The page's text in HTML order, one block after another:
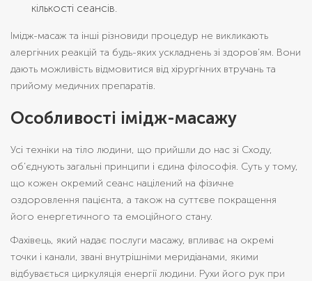
кількості сеансів.
Імідж-масаж та інші різновиди процедур не викликають
алергічних реакцій та будь-яких ускладнень зі здоров’ям. Вони
дають можливість відмовитися від хірургічних втручань та
прийому медичних препаратів.
Особливості імідж-масажу
Усі техніки на тіло людини, що прийшли до нас зі Сходу,
об’єднують загальні принципи і єдина філософія. Суть у тому,
що кожен окремий сеанс націлений на фізичне
оздоровлення пацієнта, а також на суттєве покращення
його енергетичного та емоційного стану.
Фахівець, який надає послуги масажу, впливає на окремі
точки і канали, звані внутрішніми меридіанами, якими
відбувається циркуляція енергії людини. Рухи його рук при